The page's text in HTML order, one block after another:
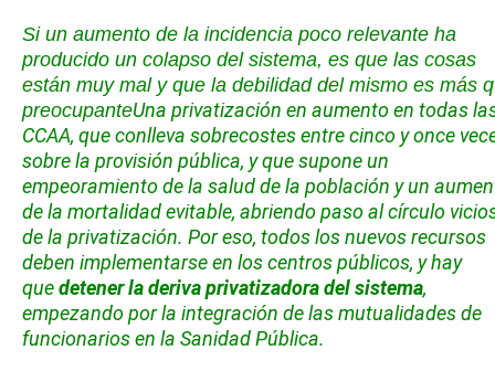
Si un aumento de la incidencia poco relevante ha
producido un colapso del sistema, es que las cosas
están muy mal y que la debilidad del mismo es más
preocupanteUna privatización en aumento en todas
CCAA, que conlleva sobrecostes entre cinco y once
sobre la provisión pública, y que supone un
empeoramiento de la salud de la población y un
de la mortalidad evitable, abriendo paso al círculo
de la privatización. Por eso, todos los nuevos recursos
deben implementarse en los centros públicos, y hay
quedetener la deriva privatizadora del sistema,
empezando por la integración de las mutualidades de
funcionarios en la Sanidad Pública.